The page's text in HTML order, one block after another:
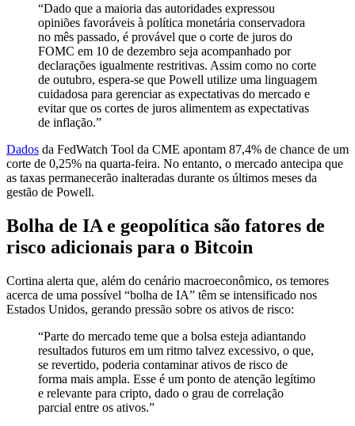
“Dado que a maioria das autoridades expressou
opiniões favoráveis ​​à política monetária conservadora
no mês passado, é provável que o corte de juros do
FOMC em 10 de dezembro seja acompanhado por
declarações igualmente restritivas. Assim como no corte
de outubro, espera-se que Powell utilize uma linguagem
cuidadosa para gerenciar as expectativas do mercado e
evitar que os cortes de juros alimentem as expectativas
de inflação.”
Dados da FedWatch Tool da CME apontam 87,4% de chance de um
corte de 0,25% na quarta-feira. No entanto, o mercado antecipa que
as taxas permanecerão inalteradas durante os últimos meses da
gestão de Powell.
Bolha de IA e geopolítica são fatores de
risco adicionais para o Bitcoin
Cortina alerta que, além do cenário macroeconômico, os temores
acerca de uma possível “bolha de IA” têm se intensificado nos
Estados Unidos, gerando pressão sobre os ativos de risco:
“Parte do mercado teme que a bolsa esteja adiantando
resultados futuros em um ritmo talvez excessivo, o que,
se revertido, poderia contaminar ativos de risco de
forma mais ampla. Esse é um ponto de atenção legítimo
e relevante para cripto, dado o grau de correlação
parcial entre os ativos.”